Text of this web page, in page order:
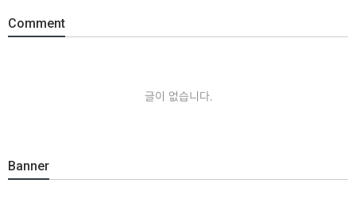
Comment
글이 없습니다.
Banner